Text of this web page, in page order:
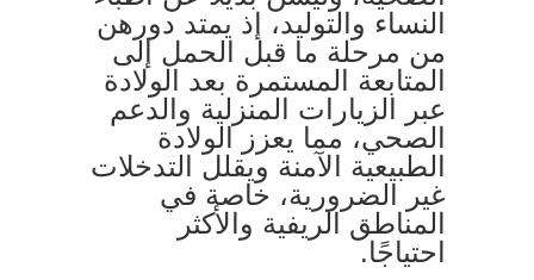
النساء والتوليد، إذ يمتد دورهن
من مرحلة ما قبل الحمل إلى
المتابعة المستمرة بعد الولادة
عبر الزيارات المنزلية والدعم
الصحي، مما يعزز الولادة
الطبيعية الآمنة ويقلل التدخلات
غير الضرورية، خاصة في
المناطق الريفية والأكثر
احتياجًا.